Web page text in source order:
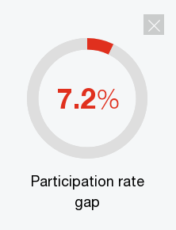
7.2%
Participation rate
gap